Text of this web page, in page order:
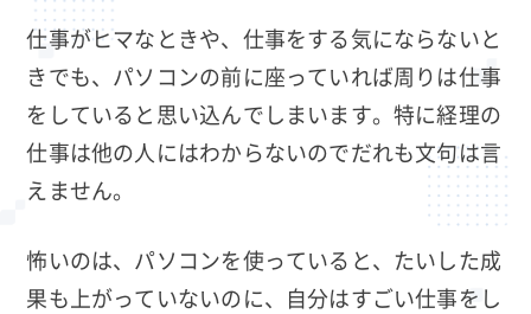
仕事がヒマなときや、仕事をする気にならないと
きでも、パソコンの前に座っていれば周りは仕事
をしていると思い込んでしまいます。特に経理の
仕事は他の人にはわからないのでだれも文句は言
えません。
怖いのは、パソコンを使っていると、たいした成
果も上がっていないのに、自分はすごい仕事をし